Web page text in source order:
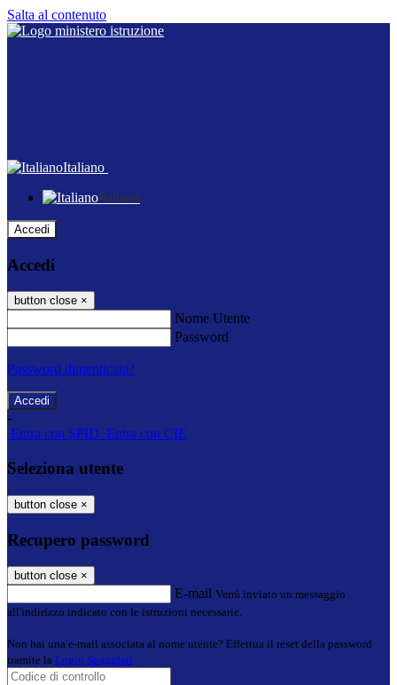
Salta al contenuto
Italiano
Italiano
Accedi
Accedi
button close ×
Nome Utente
Password
Password dimenticata?
-
Entra con SPID Entra con CIE
Seleziona utente
button close ×
Recupero password
button close ×
E-mail Verrà inviato un messaggio
all'indirizzo indicato con le istruzioni necessarie.
Non hai una e-mail associata al nome utente? Effettua il reset della password
tramite la Login Spaggiari